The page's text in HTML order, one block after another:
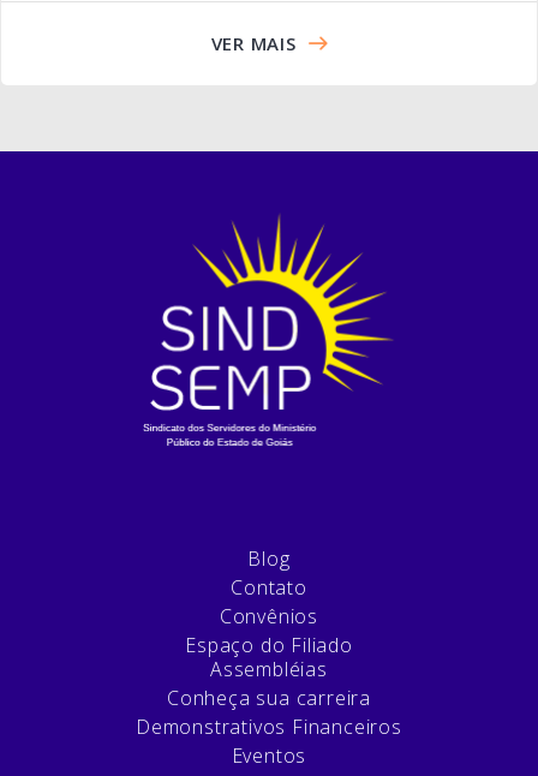
VER MAIS
Blog
Contato
Convênios
Espaço do Filiado
Assembléias
Conheça sua carreira
Demonstrativos Financeiros
Eventos